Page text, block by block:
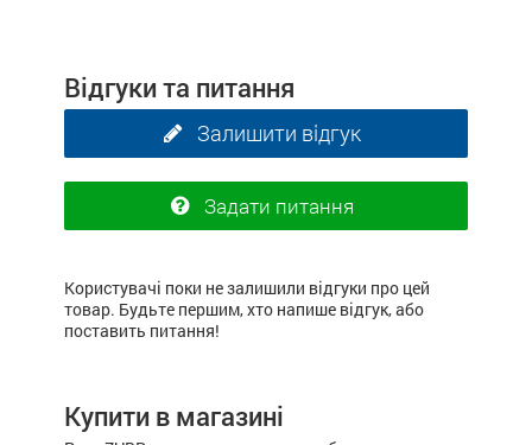
Відгуки та питання
Залишити відгук
Задати питання
Користувачі поки не залишили відгуки про цей
товар. Будьте першим, хто напише відгук, або
поставить питання!
Купити в магазині